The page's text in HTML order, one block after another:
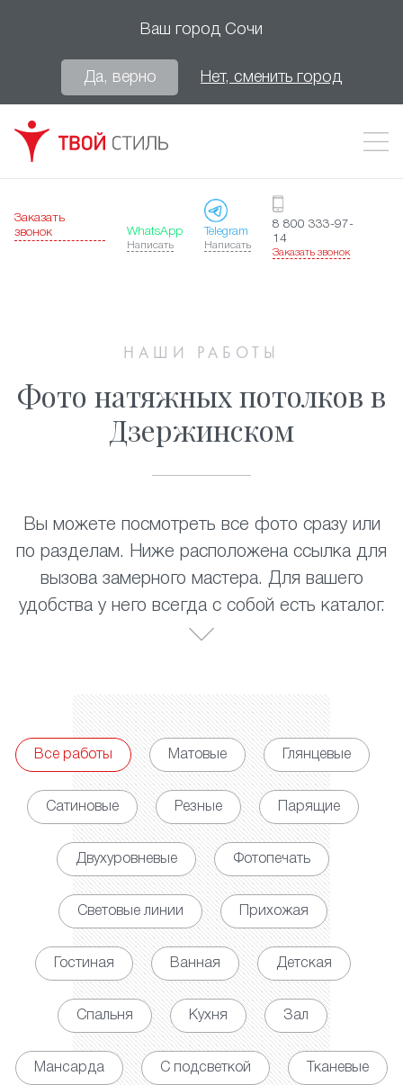
Ваш город Сочи
Да, верно Нет, сменить город
Заказать
звонок
WhatsApp
Написать
Telegram
Написать
8 800 333-97-
14
Заказать звонок
НАШИ РАБОТЫ
Фото натяжных потолков в
Дзержинском
Вы можете посмотреть все фото сразу или
по разделам. Ниже расположена ссылка для
вызова замерного мастера. Для вашего
удобства у него всегда с собой есть каталог.
Все работы Матовые Глянцевые
Сатиновые Резные Парящие
Двухуровневые Фотопечать
Световые линии Прихожая
Гостиная Ванная Детская
Спальня Кухня Зал
Мансарда С подсветкой Тканевые